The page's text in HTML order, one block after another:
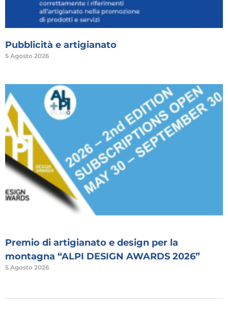
Pubblicità e artigianato
5 Agosto 2026
Premio di artigianato e design per la
montagna “ALPI DESIGN AWARDS 2026”
5 Agosto 2026